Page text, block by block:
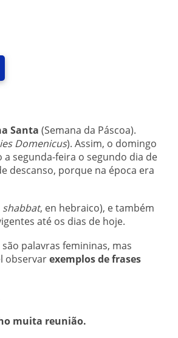
Santa (Semana da Páscoa).
Domenicus). Assim, o domingo
segunda-feira o segundo dia de
descanso, porque na época era
shabbat, en hebraico), e também
até os dias de hoje.
palavras femininas, mas
observarexemplos de frases
muita reunião.